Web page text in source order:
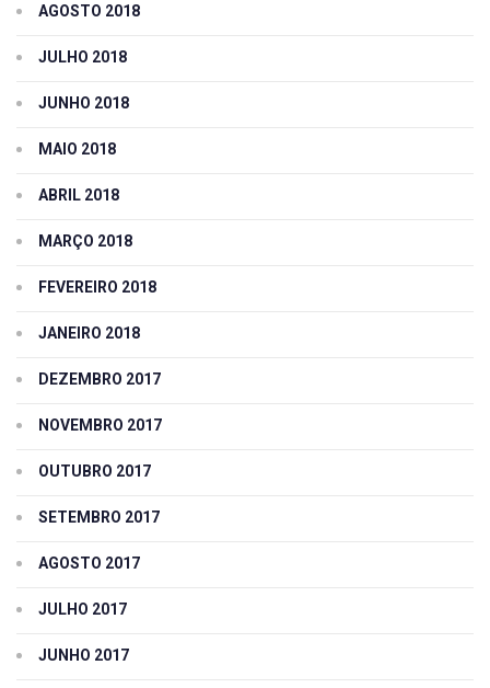
AGOSTO 2018
JULHO 2018
JUNHO 2018
MAIO 2018
ABRIL 2018
MARÇO 2018
FEVEREIRO 2018
JANEIRO 2018
DEZEMBRO 2017
NOVEMBRO 2017
OUTUBRO 2017
SETEMBRO 2017
AGOSTO 2017
JULHO 2017
JUNHO 2017